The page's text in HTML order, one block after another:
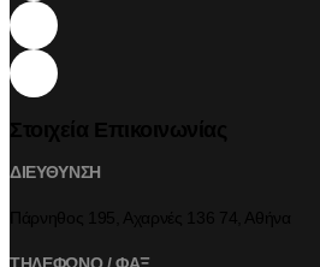
ΔΙΕΥΘΥΝΣΗ
ΤΗΛΕΦΩΝΟ / ΦΑΞ